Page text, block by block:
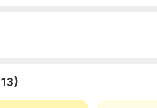
13